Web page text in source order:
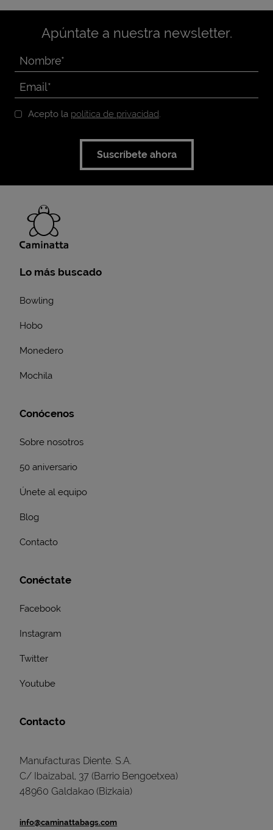
Apúntate a nuestra newsletter.
Acepto la política de privacidad.
Suscríbete ahora
Lo más buscado
Bowling
Hobo
Monedero
Mochila
Conócenos
Sobre nosotros
50 aniversario
Únete al equipo
Blog
Contacto
Conéctate
Facebook
Instagram
Twitter
Youtube
Contacto
Manufacturas Diente. S.A.
C/ Ibaizabal, 37 (Barrio Bengoetxea)
48960 Galdakao (Bizkaia)
info@caminattabags.com